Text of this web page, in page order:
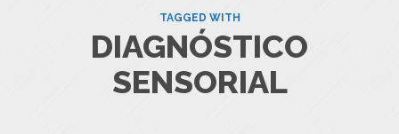
TAGGED WITH
DIAGNÓSTICO
SENSORIAL